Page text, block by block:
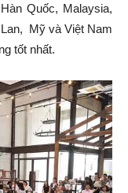
Quốc, Malaysia,
Mỹ và Việt Nam
tốt nhất.